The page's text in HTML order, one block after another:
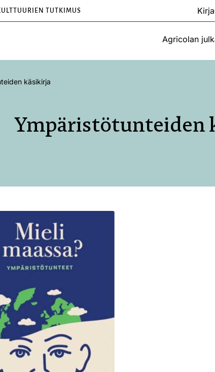
TUTKIMUS
Agricolan
käsikirja
Ympäristötunteiden